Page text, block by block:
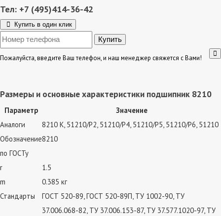
Тел: +7 (495)414-36-42
Купить в один клик
Пожалуйста, введите Ваш телефон, и наш менеджер свяжется с Вами!
Размеры и основные характеристики подшипник 8210
Параметр
Значение
Аналоги
8210 К, 51210/P2, 51210/P4, 51210/P5, 51210/P6, 51210
Обозначение
по ГОСТу
8210
r
1.5
m
0.385 кг
Стандарты
ГОСТ 520-89, ГОСТ 520-89П, ТУ 1002-90, ТУ
37.006.068-82, ТУ 37.006.153-87, ТУ 37.577.1020-97, ТУ